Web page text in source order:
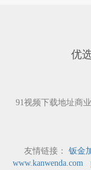
优
91视频下载地址商业
友情链接： 钣金
www.kanwenda.com